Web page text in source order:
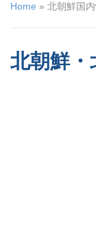
Home » 北朝鮮国
北朝鮮・